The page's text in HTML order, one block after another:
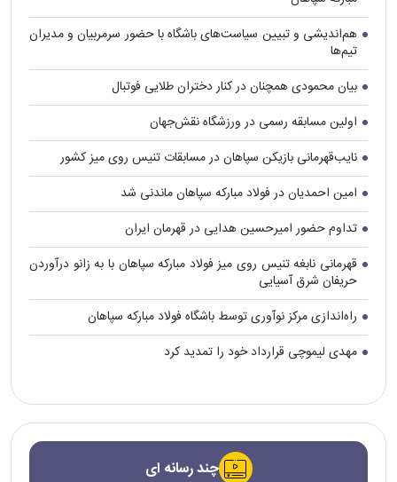
هم‌اندیشی و تبیین سیاست‌های باشگاه با حضور سرمربیان و مدیران
تیم‌ها
بیان محمودی همچنان در کنار دختران طلایی فوتبال
اولین مسابقه رسمی در ورزشگاه نقش‌جهان
نایب‌قهرمانی بازیکن سپاهان در مسابقات تنیس روی میز کشور
امین احمدیان در فولاد مبارکه سپاهان ماندنی شد
تداوم حضور امیرحسین هدایی در قهرمان ایران
قهرمانی نابغه تنیس روی میز فولاد مبارکه سپاهان با به زانو درآوردن
حریفان شرق آسیایی
راه‌اندازی مرکز نوآوری توسط باشگاه فولاد مبارکه سپاهان
مهدی لیموچی قرارداد خود را تمدید کرد
چند رسانه ای